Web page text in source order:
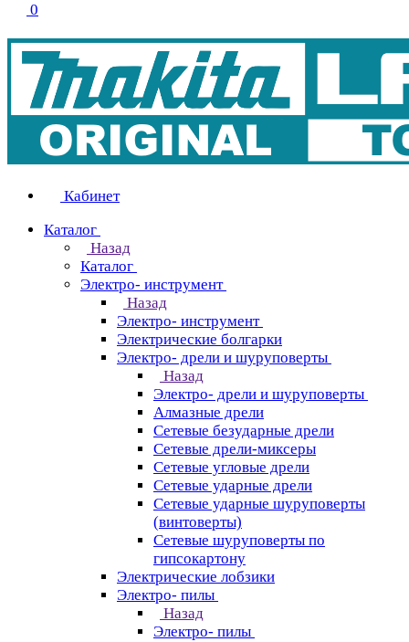
0
Кабинет
Каталог
Назад
Каталог
Электро- инструмент
Назад
Электро- инструмент
Электрические болгарки
Электро- дрели и шуруповерты
Назад
Электро- дрели и шуруповерты
Алмазные дрели
Сетевые безударные дрели
Сетевые дрели-миксеры
Сетевые угловые дрели
Сетевые ударные дрели
Сетевые ударные шуруповерты
(винтоверты)
Сетевые шуруповерты по
гипсокартону
Электрические лобзики
Электро- пилы
Назад
Электро- пилы